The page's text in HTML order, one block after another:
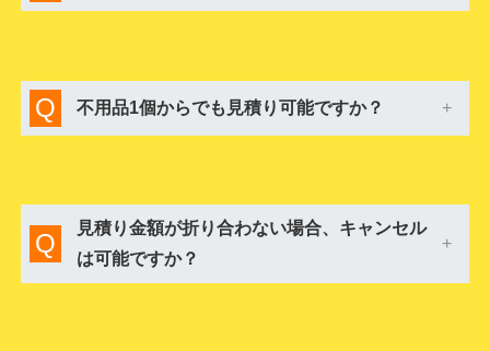
Q 不用品1個からでも見積り可能ですか？
Q
見積り金額が折り合わない場合、キャンセル
は可能ですか？